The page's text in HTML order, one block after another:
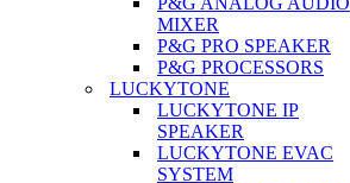
MIXER
P&G PRO SPEAKER
P&G PROCESSORS
LUCKYTONE
LUCKYTONE IP
SPEAKER
LUCKYTONE EVAC
SYSTEM